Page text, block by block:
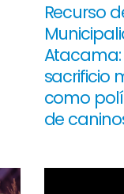
Recurso
sacrificio
como
de